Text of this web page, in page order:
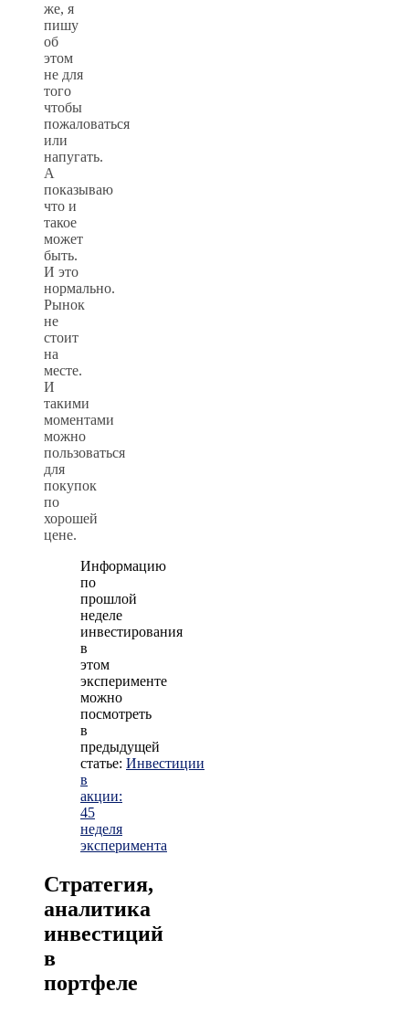
же, я
пишу
об
этом
не для
того
чтобы
пожаловаться
или
напугать.
А
показываю
что и
такое
может
быть.
И это
нормально.
Рынок
не
стоит
на
месте.
И
такими
моментами
можно
пользоваться
для
покупок
по
хорошей
цене.
Информацию
по
прошлой
неделе
инвестирования
в
этом
эксперименте
можно
посмотреть
в
предыдущей
статье: Инвестиции
в
акции:
45
неделя
эксперимента
Стратегия,
аналитика
инвестиций
в
портфеле